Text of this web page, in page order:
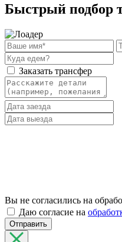
Быстрый подбор
Заказать трансфер
Вы не согласились на
Даю согласие на
Отправить